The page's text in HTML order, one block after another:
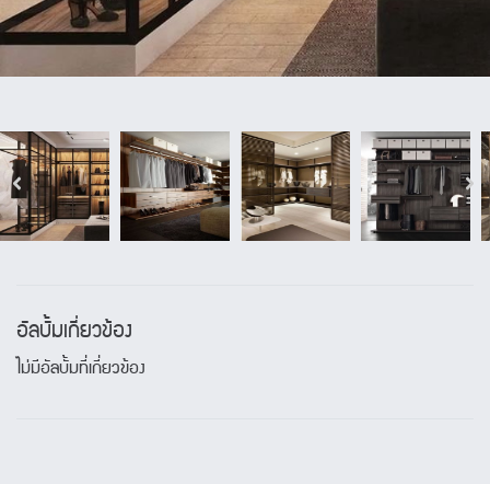
อัลบั้มเกี่ยวข้อง
ไม่มีอัลบั้มที่เกี่ยวข้อง